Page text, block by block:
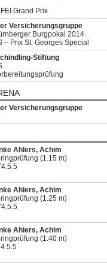
Grand Prix
Versicherungsgruppe
Burgpokal 2014
– Prix St. Georges Special
Stiftung
Versicherungsgruppe
Ahlers, Achim
(1.15 m)
Ahlers, Achim
(1.25 m)
Ahlers, Achim
(1.40 m)